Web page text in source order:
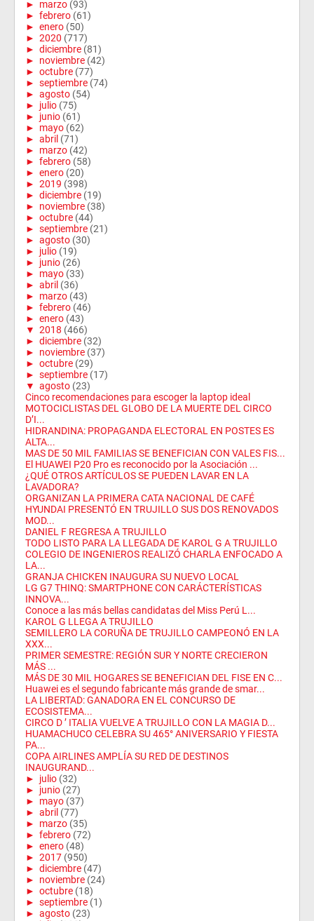
► marzo (93)
► febrero (61)
► enero (50)
► 2020 (717)
► diciembre (81)
► noviembre (42)
► octubre (77)
► septiembre (74)
► agosto (54)
► julio (75)
► junio (61)
► mayo (62)
► abril (71)
► marzo (42)
► febrero (58)
► enero (20)
► 2019 (398)
► diciembre (19)
► noviembre (38)
► octubre (44)
► septiembre (21)
► agosto (30)
► julio (19)
► junio (26)
► mayo (33)
► abril (36)
► marzo (43)
► febrero (46)
► enero (43)
▼ 2018 (466)
► diciembre (32)
► noviembre (37)
► octubre (29)
► septiembre (17)
▼ agosto (23)
Cinco recomendaciones para escoger la laptop ideal
MOTOCICLISTAS DEL GLOBO DE LA MUERTE DEL CIRCO
D’I...
HIDRANDINA: PROPAGANDA ELECTORAL EN POSTES ES
ALTA...
MAS DE 50 MIL FAMILIAS SE BENEFICIAN CON VALES FIS...
El HUAWEI P20 Pro es reconocido por la Asociación ...
¿QUÉ OTROS ARTÍCULOS SE PUEDEN LAVAR EN LA
LAVADORA?
ORGANIZAN LA PRIMERA CATA NACIONAL DE CAFÉ
HYUNDAI PRESENTÓ EN TRUJILLO SUS DOS RENOVADOS
MOD...
DANIEL F REGRESA A TRUJILLO
TODO LISTO PARA LA LLEGADA DE KAROL G A TRUJILLO
COLEGIO DE INGENIEROS REALIZÓ CHARLA ENFOCADO A
LA...
GRANJA CHICKEN INAUGURA SU NUEVO LOCAL
LG G7 THINQ: SMARTPHONE CON CARÁCTERÍSTICAS
INNOVA...
Conoce a las más bellas candidatas del Miss Perú L...
KAROL G LLEGA A TRUJILLO
SEMILLERO LA CORUÑA DE TRUJILLO CAMPEONÓ EN LA
XXX...
PRIMER SEMESTRE: REGIÓN SUR Y NORTE CRECIERON
MÁS ...
MÁS DE 30 MIL HOGARES SE BENEFICIAN DEL FISE EN C...
Huawei es el segundo fabricante más grande de smar...
LA LIBERTAD: GANADORA EN EL CONCURSO DE
ECOSISTEMA...
CIRCO D ’ ITALIA VUELVE A TRUJILLO CON LA MAGIA D...
HUAMACHUCO CELEBRA SU 465° ANIVERSARIO Y FIESTA
PA...
COPA AIRLINES AMPLÍA SU RED DE DESTINOS
INAUGURAND...
► julio (32)
► junio (27)
► mayo (37)
► abril (77)
► marzo (35)
► febrero (72)
► enero (48)
► 2017 (950)
► diciembre (47)
► noviembre (24)
► octubre (18)
► septiembre (1)
► agosto (23)